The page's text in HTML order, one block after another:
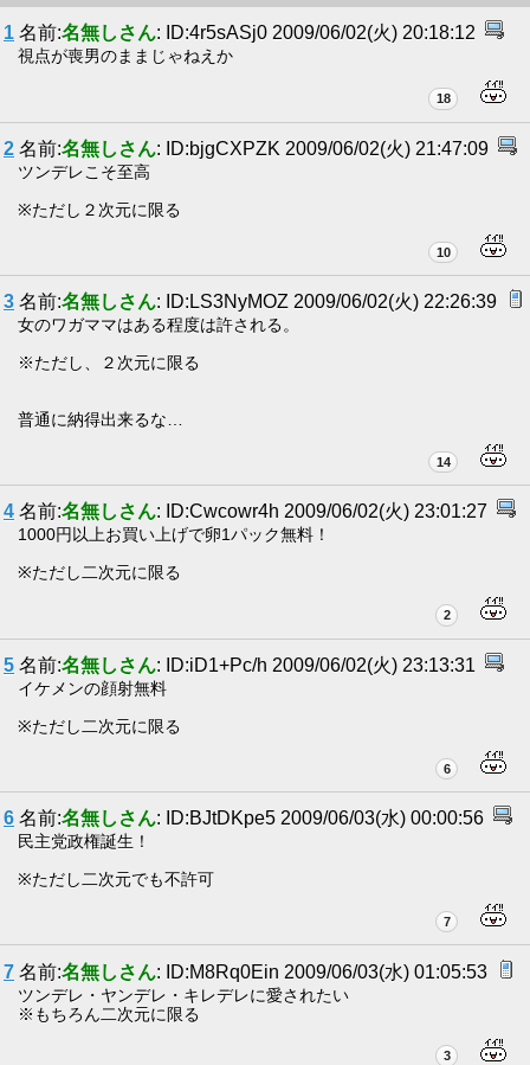
1 名前:名無しさん: ID:4r5sASj0 2009/06/02(火) 20:18:12
視点が喪男のままじゃねえか
18
2 名前:名無しさん: ID:bjgCXPZK 2009/06/02(火) 21:47:09
ツンデレこそ至高
※ただし２次元に限る
10
3 名前:名無しさん: ID:LS3NyMOZ 2009/06/02(火) 22:26:39
女のワガママはある程度は許される。
※ただし、２次元に限る
普通に納得出来るな…
14
4 名前:名無しさん: ID:Cwcowr4h 2009/06/02(火) 23:01:27
1000円以上お買い上げで卵1パック無料！
※ただし二次元に限る
2
5 名前:名無しさん: ID:iD1+Pc/h 2009/06/02(火) 23:13:31
イケメンの顔射無料
※ただし二次元に限る
6
6 名前:名無しさん: ID:BJtDKpe5 2009/06/03(水) 00:00:56
民主党政権誕生！
※ただし二次元でも不許可
7
7 名前:名無しさん: ID:M8Rq0Ein 2009/06/03(水) 01:05:53
ツンデレ・ヤンデレ・キレデレに愛されたい
※もちろん二次元に限る
3